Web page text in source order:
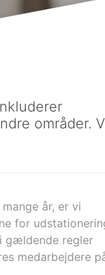
områder.
år, er vi
for
gældende regler
medarbejdere